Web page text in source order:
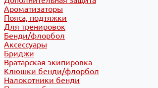
Ароматизаторы
Пояса, подтяжки
Для тренировок
Бенди/флорбол
Аксессуары
Бриджи
Вратарская экипировка
Клюшки бенди/флорбол
Налокотники бенди